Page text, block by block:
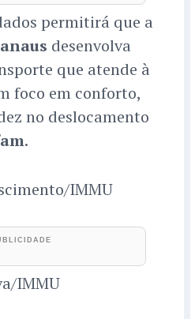
permitirá que a
desenvolva
que atende à
foco em conforto,
no deslocamento
.
IMMU
IMMU